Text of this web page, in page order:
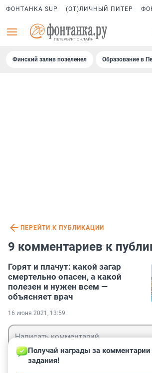
ФОНТАНКА SUP (ОТ)ЛИЧНЫЙ ПИТЕР
Финский залив позеленел Образование в
ПЕРЕЙТИ К ПУБЛИКАЦИИ
9 комментариев к
Горят и плачут: какой загар
смертельно опасен, а какой
полезен и нужен всем —
объясняет врач
16 июня 2021, 13:59
Получай награды за комментарии
задания!